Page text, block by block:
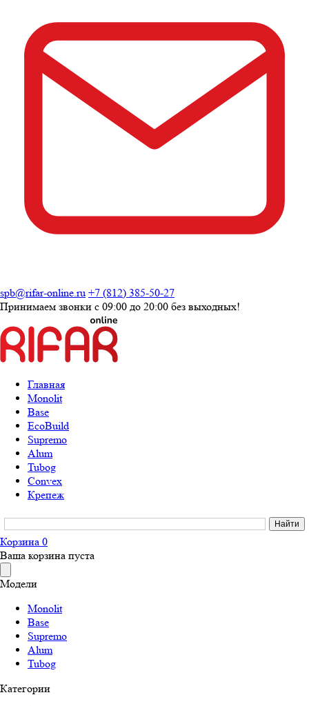
spb@rifar-online.ru +7 (812) 385-50-27
Принимаем звонки с 09:00 до 20:00 без выходных!
Главная
Monolit
Base
EcoBuild
Supremo
Alum
Tubog
Convex
Крепеж
Корзина 0
Ваша корзина пуста
Модели
Monolit
Base
Supremo
Alum
Tubog
Категории